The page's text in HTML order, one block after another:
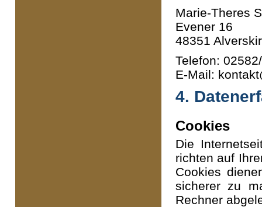
Marie-Theres
Evener 16
48351
Telefon:
E-Mail:
4.
Cookies
Die
richten auf
Cookies
sicherer zu
Rechner